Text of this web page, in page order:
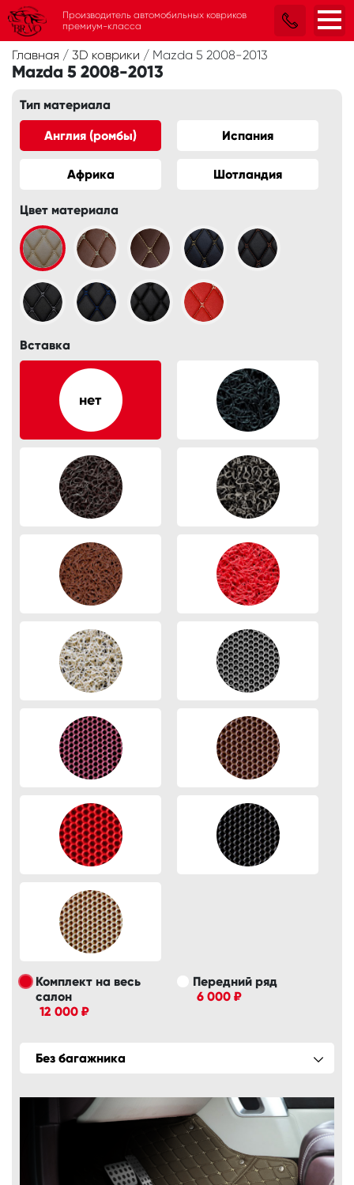
Главная / 3D коврики / Mazda 5 2008-2013
Mazda 5 2008-2013
Тип материала
Англия (ромбы) Испания
Африка Шотландия
Цвет материала
Вставка
Комплект на весь
салон
12 000 ₽
Передний ряд
6 000 ₽
Без багажника
Производитель автомобильных ковриков
премиум-класса